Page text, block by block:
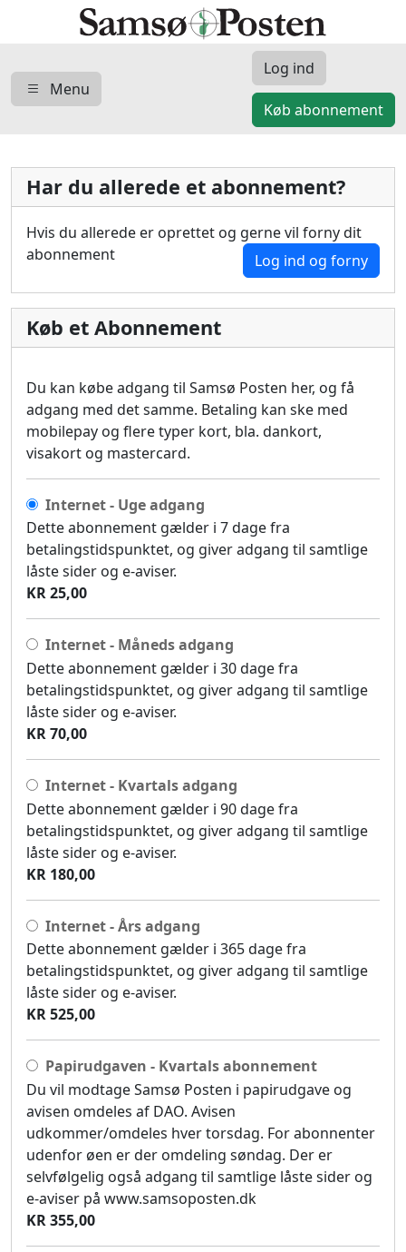
Menu
Log ind
Køb abonnement
Har du allerede et abonnement?
Hvis du allerede er oprettet og gerne vil forny dit
abonnement
Log ind og forny
Køb et Abonnement
Du kan købe adgang til Samsø Posten her, og få
adgang med det samme. Betaling kan ske med
mobilepay og flere typer kort, bla. dankort,
visakort og mastercard.
Internet - Uge adgang
Dette abonnement gælder i 7 dage fra
betalingstidspunktet, og giver adgang til samtlige
låste sider og e-aviser.
KR 25,00
Internet - Måneds adgang
Dette abonnement gælder i 30 dage fra
betalingstidspunktet, og giver adgang til samtlige
låste sider og e-aviser.
KR 70,00
Internet - Kvartals adgang
Dette abonnement gælder i 90 dage fra
betalingstidspunktet, og giver adgang til samtlige
låste sider og e-aviser.
KR 180,00
Internet - Års adgang
Dette abonnement gælder i 365 dage fra
betalingstidspunktet, og giver adgang til samtlige
låste sider og e-aviser.
KR 525,00
Papirudgaven - Kvartals abonnement
Du vil modtage Samsø Posten i papirudgave og
avisen omdeles af DAO. Avisen
udkommer/omdeles hver torsdag. For abonnenter
udenfor øen er der omdeling søndag. Der er
selvfølgelig også adgang til samtlige låste sider og
e-aviser på www.samsoposten.dk
KR 355,00